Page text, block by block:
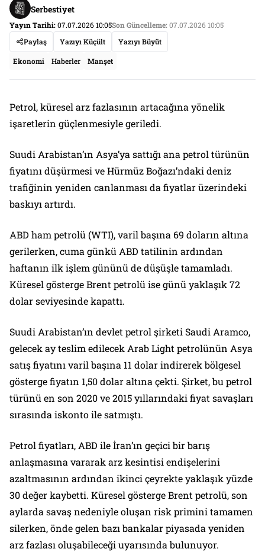
Serbestiyet
Yayın Tarihi:07.07.2026 10:05Son Güncelleme:07.07.2026 10:05
Paylaş
Yazıyı Küçült Yazıyı Büyüt
Ekonomi Haberler Manşet
Petrol, küresel arz fazlasının artacağına yönelik
işaretlerin güçlenmesiyle geriledi.
Suudi Arabistan’ın Asya’ya sattığı ana petrol türünün
fiyatını düşürmesi ve Hürmüz Boğazı’ndaki deniz
trafiğinin yeniden canlanması da fiyatlar üzerindeki
baskıyı artırdı.
ABD ham petrolü (WTI), varil başına 69 doların altına
gerilerken, cuma günkü ABD tatilinin ardından
haftanın ilk işlem gününü de düşüşle tamamladı.
Küresel gösterge Brent petrolü ise günü yaklaşık 72
dolar seviyesinde kapattı.
Suudi Arabistan’ın devlet petrol şirketi Saudi Aramco,
gelecek ay teslim edilecek Arab Light petrolünün Asya
satış fiyatını varil başına 11 dolar indirerek bölgesel
gösterge fiyatın 1,50 dolar altına çekti. Şirket, bu petrol
türünü en son 2020 ve 2015 yıllarındaki fiyat savaşları
sırasında iskonto ile satmıştı.
Petrol fiyatları, ABD ile İran’ın geçici bir barış
anlaşmasına vararak arz kesintisi endişelerini
azaltmasının ardından ikinci çeyrekte yaklaşık yüzde
30 değer kaybetti. Küresel gösterge Brent petrolü, son
aylarda savaş nedeniyle oluşan risk primini tamamen
silerken, önde gelen bazı bankalar piyasada yeniden
arz fazlası oluşabileceği uyarısında bulunuyor.